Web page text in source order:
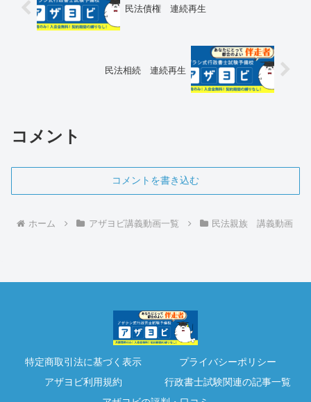
民法債権 連続再生
民法相続 連続再生
コメント
コメントを書き込む
ホーム アザヨビ講義動画一覧 民法親族 講義動画
特定商取引法に基づく表示
プライバシーポリシー
アザヨビ利用規約
行政書士試験関連の記事一覧